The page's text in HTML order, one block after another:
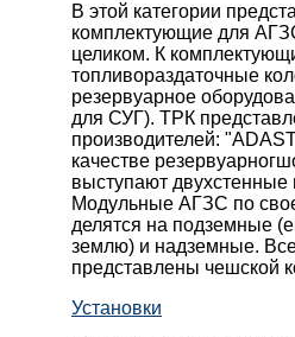
В этой категории
комплектующие для
целиком. К
топливораздаточные
резервуарное
для СУГ). ТРК
производителей:
качестве
выступают
Модульные АГЗС по
делятся на подземные
землю) и надземные.
представлены чешской
Установки